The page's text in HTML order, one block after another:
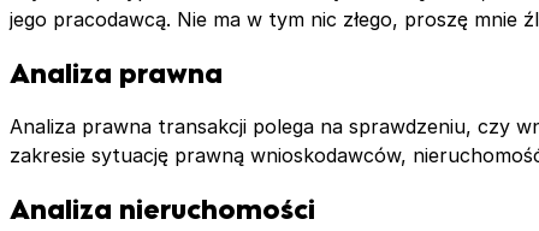
jego pracodawcą. Nie ma w tym nic złego, proszę mnie
Analiza prawna
Analiza prawna transakcji polega na sprawdzeniu, czy
zakresie sytuację prawną wnioskodawców,
Analiza nieruchomości